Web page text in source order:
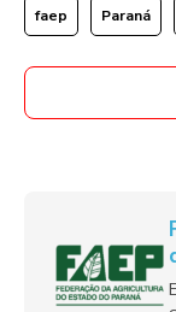
faep Paraná